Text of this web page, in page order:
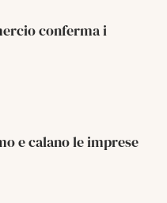
conferma i
e calano le imprese